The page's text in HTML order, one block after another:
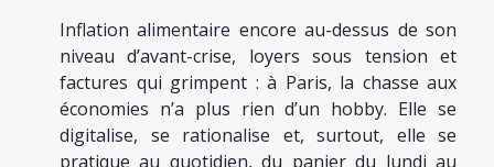
Inflation alimentaire encore au-dessus de son
niveau d’avant-crise, loyers sous tension et
factures qui grimpent : à Paris, la chasse aux
économies n’a plus rien d’un hobby. Elle se
digitalise, se rationalise et, surtout, elle se
pratique au quotidien, du panier du lundi au